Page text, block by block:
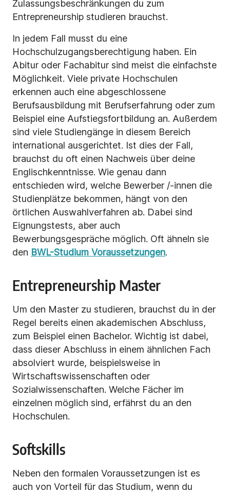
Zulassungsbeschränkungen du zum
Entrepreneurship studieren brauchst.
In jedem Fall musst du eine
Hochschulzugangsberechtigung haben. Ein
Abitur oder Fachabitur sind meist die einfachste
Möglichkeit. Viele private Hochschulen
erkennen auch eine abgeschlossene
Berufsausbildung mit Berufserfahrung oder zum
Beispiel eine Aufstiegsfortbildung an. Außerdem
sind viele Studiengänge in diesem Bereich
international ausgerichtet. Ist dies der Fall,
brauchst du oft einen Nachweis über deine
Englischkenntnisse. Wie genau dann
entschieden wird, welche Bewerber /-innen die
Studienplätze bekommen, hängt von den
örtlichen Auswahlverfahren ab. Dabei sind
Eignungstests, aber auch
Bewerbungsgespräche möglich. Oft ähneln sie
den BWL-Studium Voraussetzungen.
Entrepreneurship Master
Um den Master zu studieren, brauchst du in der
Regel bereits einen akademischen Abschluss,
zum Beispiel einen Bachelor. Wichtig ist dabei,
dass dieser Abschluss in einem ähnlichen Fach
absolviert wurde, beispielsweise in
Wirtschaftswissenschaften oder
Sozialwissenschaften. Welche Fächer im
einzelnen möglich sind, erfährst du an den
Hochschulen.
Softskills
Neben den formalen Voraussetzungen ist es
auch von Vorteil für das Studium, wenn du